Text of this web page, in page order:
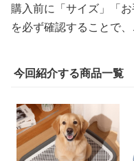
購入前に「サイズ」「
を必ず確認することで
今回紹介する商品一覧